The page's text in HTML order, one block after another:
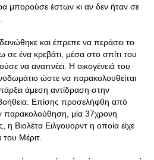
μπορούσε έστων κι αν δεν ήταν σε
και έπρεπε να περάσει το
ένα κρεβάτι, μέσα στο σπίτι του
να αναπνέει. Η οικογένειά του
ώστε να παρακολουθείται
άμεση αντίδραση στην
Επίσης προσελήφθη από
παρακολούθηση, μία 37χρονη
η Βιολέτα Ειλγουορντ η οποία είχε
του Μέριτ.